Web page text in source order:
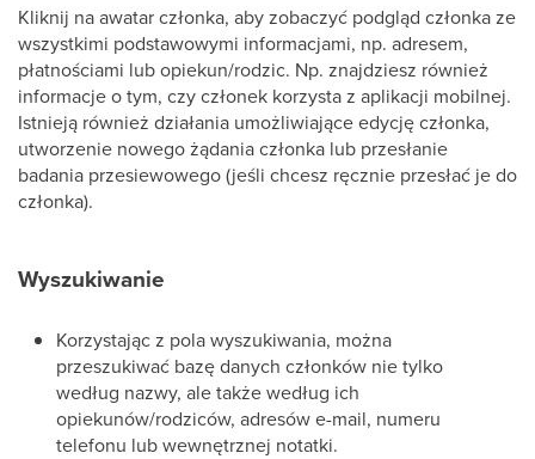
Kliknij na awatar członka, aby zobaczyć podgląd członka ze
wszystkimi podstawowymi informacjami, np. adresem,
płatnościami lub opiekun/rodzic. Np. znajdziesz również
informacje o tym, czy członek korzysta z aplikacji mobilnej.
Istnieją również działania umożliwiające edycję członka,
utworzenie nowego żądania członka lub przesłanie
badania przesiewowego (jeśli chcesz ręcznie przesłać je do
członka).
Wyszukiwanie
Korzystając z pola wyszukiwania, można
przeszukiwać bazę danych członków nie tylko
według nazwy, ale także według ich
opiekunów/rodziców, adresów e-mail, numeru
telefonu lub wewnętrznej notatki.